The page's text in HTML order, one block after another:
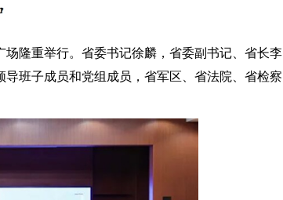
隆重举行。省委书记徐麟，省委副书记、省长李
班子成员和党组成员，省军区、省法院、省检察